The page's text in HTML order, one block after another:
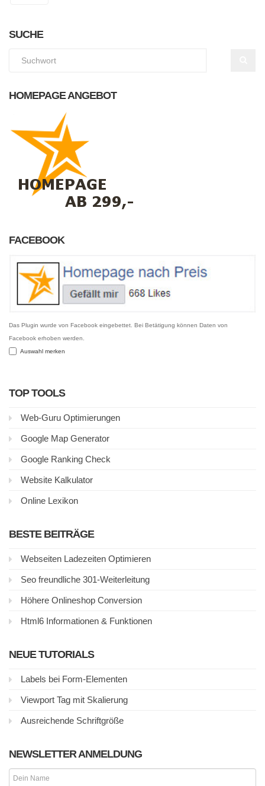
SUCHE
HOMEPAGE ANGEBOT
FACEBOOK
Das Plugin wurde von Facebook eingebettet. Bei Betätigung können Daten von
Facebook erhoben werden.
Auswahl merken
TOP TOOLS
Web-Guru Optimierungen
Google Map Generator
Google Ranking Check
Website Kalkulator
Online Lexikon
BESTE BEITRÄGE
Webseiten Ladezeiten Optimieren
Seo freundliche 301-Weiterleitung
Höhere Onlineshop Conversion
Html6 Informationen & Funktionen
NEUE TUTORIALS
Labels bei Form-Elementen
Viewport Tag mit Skalierung
Ausreichende Schriftgröße
NEWSLETTER ANMELDUNG